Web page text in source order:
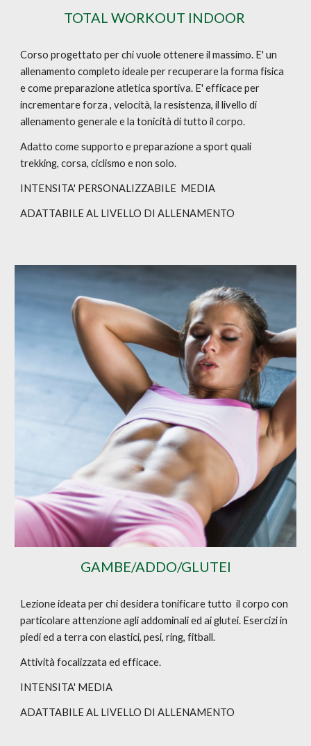
TOTAL WORKOUT INDOOR
Corso progettato per chi vuole ottenere il massimo. E' un
allenamento completo ideale per recuperare la forma fisica
e come preparazione atletica sportiva. E' efficace per
incrementare forza , velocità, la resistenza, il livello di
allenamento generale e la tonicità di tutto il corpo.
Adatto come supporto e preparazione a sport quali
trekking, corsa, ciclismo e non solo.
INTENSITA' PERSONALIZZABILE MEDIA
ADATTABILE AL LIVELLO DI ALLENAMENTO
GAMBE/ADDO/GLUTEI
Lezione ideata per chi desidera tonificare tutto il corpo con
particolare attenzione agli addominali ed ai glutei. Esercizi in
piedi ed a terra con elastici, pesi, ring, fitball.
Attività focalizzata ed efficace.
INTENSITA' MEDIA
ADATTABILE AL LIVELLO DI ALLENAMENTO